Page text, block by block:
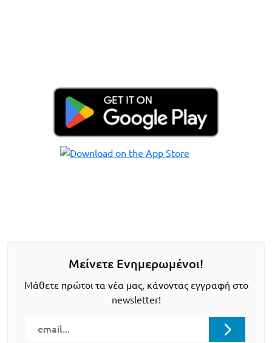
Μείνετε Ενημερωμένοι!
Μάθετε πρώτοι τα νέα μας, κάνοντας εγγραφή στο
newsletter!